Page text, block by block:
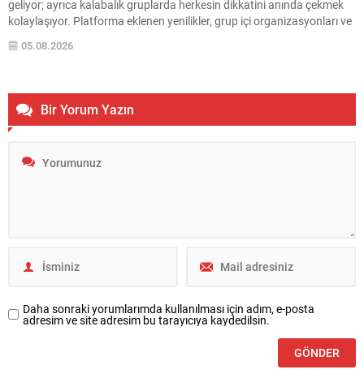
geliyor; ayrıca kalabalık gruplarda herkesin dikkatini anında çekmek
kolaylaşıyor. Platforma eklenen yenilikler, grup içi organizasyonları ve
değişiklikler ve kullanım notları özetlenmiştir. Anketlerde esneklik ve...
05.08.2026
Bir Yorum Yazın
Daha sonraki yorumlarımda kullanılması için adım, e-posta
adresim ve site adresim bu tarayıcıya kaydedilsin.